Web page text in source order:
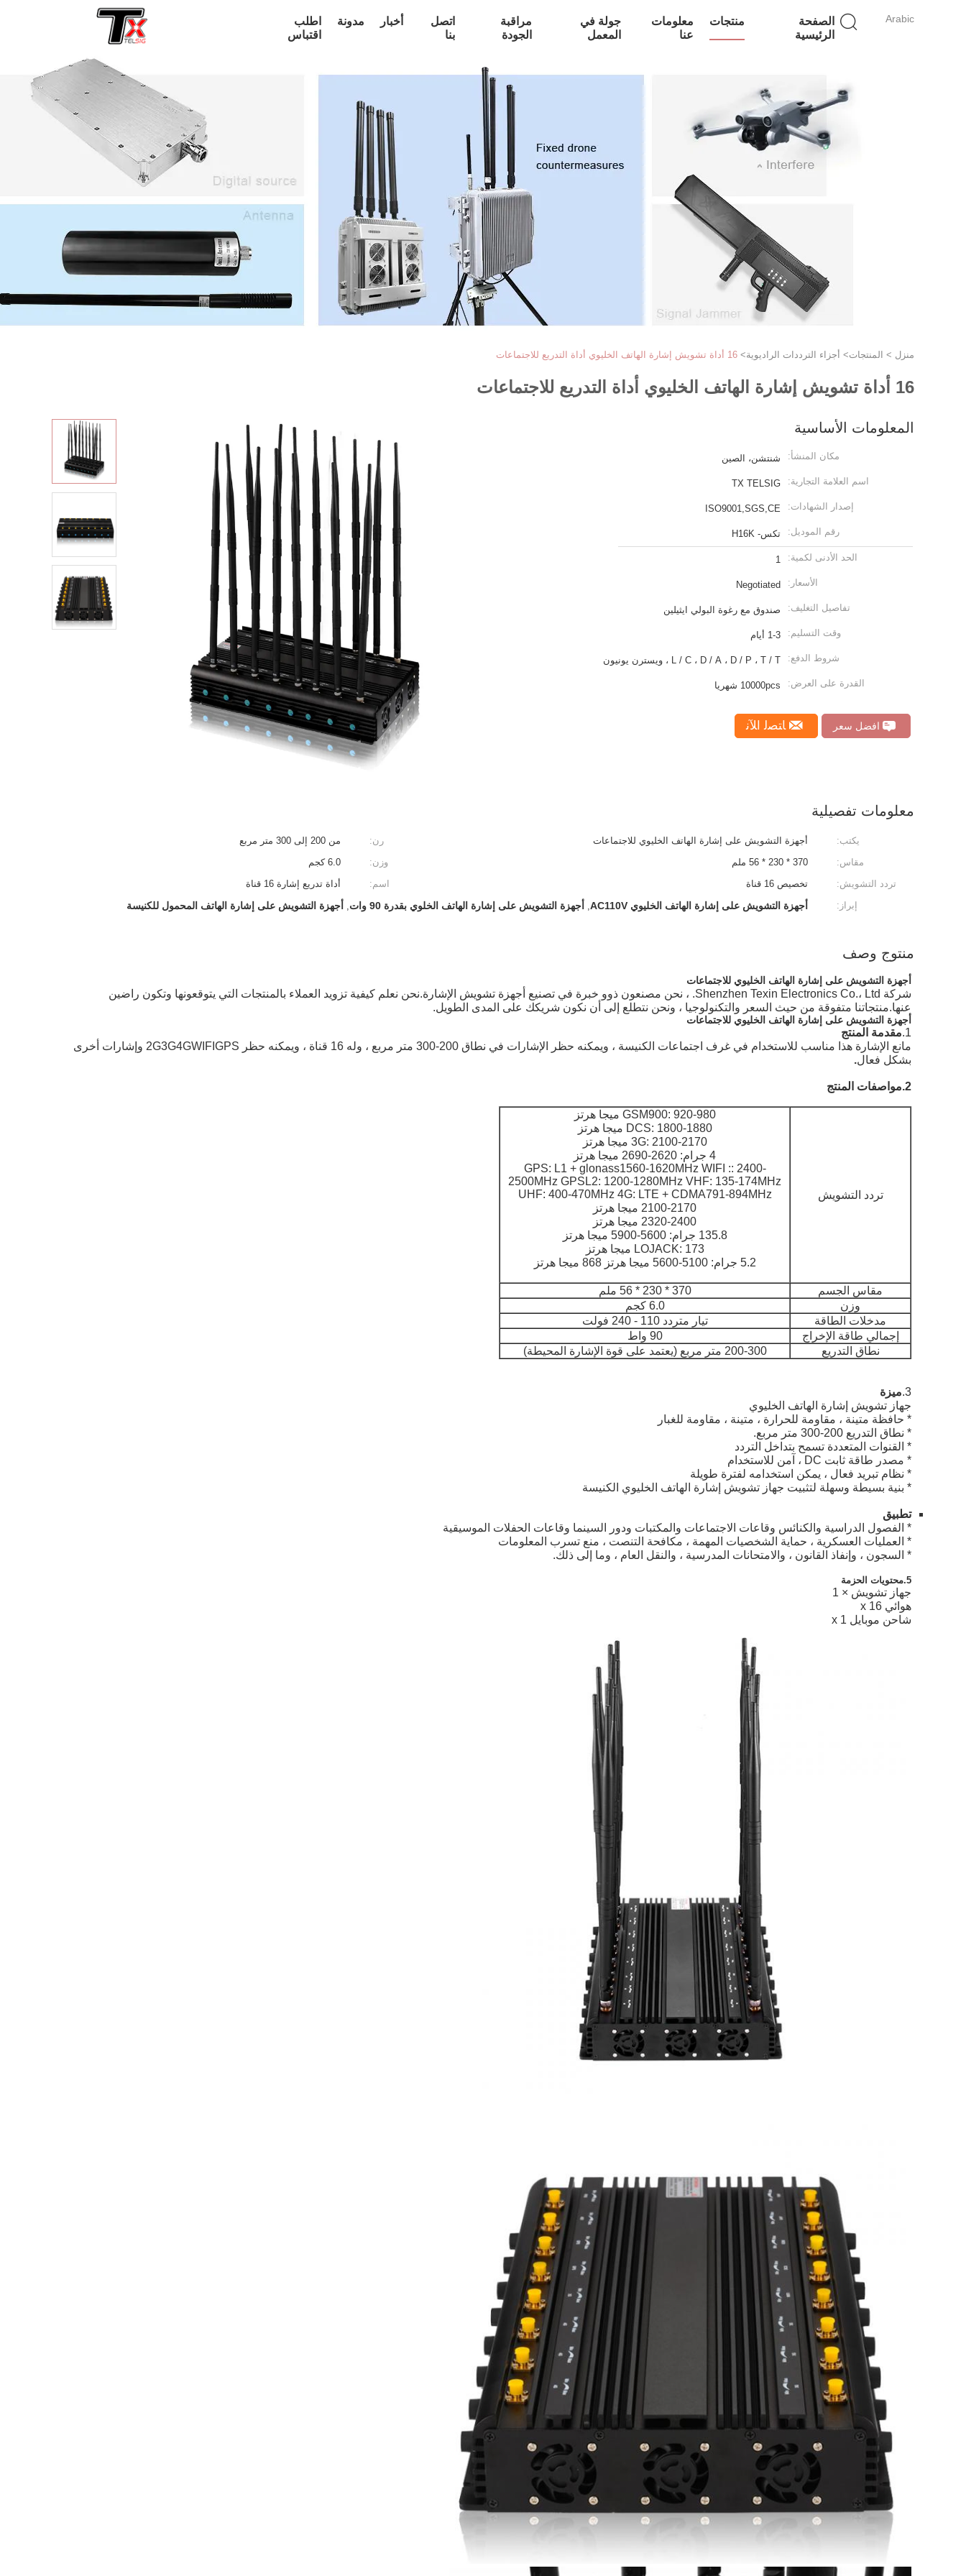
Arabic
الصفحة
الرئيسية
منتجات
معلومات
عنا
جولة في
المعمل
مراقبة
الجودة
اتصل
بنا
أخبار مدونة
اطلب
اقتباس
منزل > المنتجات> أجزاء الترددات الراديوية> 16 أداة تشويش إشارة الهاتف الخليوي أداة التدريع للاجتماعات
16 أداة تشويش إشارة الهاتف الخليوي أداة التدريع للاجتماعات
المعلومات الأساسية
مكان المنشأ: شنتشن، الصين
اسم العلامة التجارية: TX TELSIG
إصدار الشهادات: ISO9001,SGS,CE
رقم الموديل: تكس- H16K
الحد الأدنى لكمية: 1
الأسعار: Negotiated
تفاصيل التغليف: صندوق مع رغوة البولي ايثيلين
وقت التسليم: 1-3 أيام
شروط الدفع: L / C ، D / A ، D / P ، T / T ، ويسترن يونيون
القدرة على العرض: 10000pcs شهريا
افضل سعر ﺎﺘﺼﻟ ﺍﻶﻧ
معلومات تفصيلية
يكتب: أجهزة التشويش على إشارة الهاتف الخليوي للاجتماعات رن:
من 200 إلى 300 متر مربع
مقاس:
370 * 230 * 56 ملم وزن:
6.0 كجم
تردد التشويش:
تخصيص 16 قناة اسم:
أداة تدريع إشارة 16 قناة
إبراز:
أجهزة التشويش على إشارة الهاتف الخليوي AC110V , أجهزة التشويش على إشارة الهاتف الخلوي بقدرة 90 وات , أجهزة التشويش على إشارة الهاتف المحمول للكنيسة
منتوج وصف
أجهزة التشويش على إشارة الهاتف الخليوي للاجتماعات
شركة Shenzhen Texin Electronics Co.، Ltd. ، نحن مصنعون ذوو خبرة في تصنيع أجهزة تشويش الإشارة.نحن نعلم كيفية تزويد العملاء بالمنتجات التي يتوقعونها وتكون راضين
عنها.منتجاتنا متفوقة من حيث السعر والتكنولوجيا ، ونحن نتطلع إلى أن نكون شريكك على المدى الطويل.
أجهزة التشويش على إشارة الهاتف الخليوي للاجتماعات
1. مقدمة المنتج
مانع الإشارة هذا مناسب للاستخدام في غرف اجتماعات الكنيسة ، ويمكنه حظر الإشارات في نطاق 200-300 متر مربع ، وله 16 قناة ، ويمكنه حظر 2G3G4GWIFIGPS وإشارات أخرى
بشكل فعال.
2. مواصفات المنتج
تردد التشويش
GSM900: 920-980 ميجا هرتز
DCS: 1800-1880 ميجا هرتز
3G: 2100-2170 ميجا هرتز
4 جرام: 2620-2690 ميجا هرتز
GPS: L1 + glonass1560-1620MHz WIFI :: 2400-
2500MHz GPSL2: 1200-1280MHz VHF: 135-174MHz
UHF: 400-470MHz 4G: LTE + CDMA791-894MHz
2100-2170 ميجا هرتز
2320-2400 ميجا هرتز
135.8 جرام: 5600-5900 ميجا هرتز
LOJACK: 173 ميجا هرتز
5.2 جرام: 5100-5600 ميجا هرتز 868 ميجا هرتز
مقاس الجسم
370 * 230 * 56 ملم
وزن
6.0 كجم
مدخلات الطاقة
تيار متردد 110 - 240 فولت
إجمالي طاقة الإخراج
90 واط
نطاق التدريع
200-300 متر مربع (يعتمد على قوة الإشارة المحيطة)
3. ميزة
جهاز تشويش إشارة الهاتف الخليوي
* حافظة متينة ، مقاومة للحرارة ، متينة ، مقاومة للغبار
* نطاق التدريع 200-300 متر مربع.
* القنوات المتعددة تسمح بتداخل التردد
* مصدر طاقة ثابت DC ، آمن للاستخدام
* نظام تبريد فعال ، يمكن استخدامه لفترة طويلة
* بنية بسيطة وسهلة لتثبيت جهاز تشويش إشارة الهاتف الخليوي الكنيسة
تطبيق
* الفصول الدراسية والكنائس وقاعات الاجتماعات والمكتبات ودور السينما وقاعات الحفلات الموسيقية
* العمليات العسكرية ، حماية الشخصيات المهمة ، مكافحة التنصت ، منع تسرب المعلومات
* السجون ، وإنفاذ القانون ، والامتحانات المدرسية ، والنقل العام ، وما إلى ذلك.
5. محتويات الحزمة
جهاز تشويش × 1
هوائي x 16
شاحن موبايل x 1